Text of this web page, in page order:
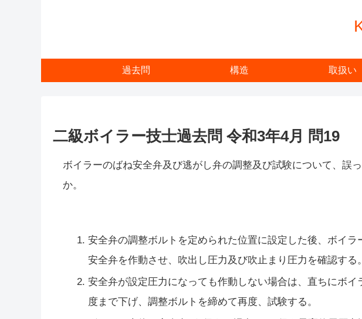
過去問 構造 取扱い
二級ボイラー技士過去問 令和3年4月 問19
ボイラーのばね安全弁及び逃がし弁の調整及び試験について、誤
か。
安全弁の調整ボルトを定められた位置に設定した後、ボイラ
安全弁を作動させ、吹出し圧力及び吹止まり圧力を確認する。
安全弁が設定圧力になっても作動しない場合は、直ちにボイ
度まで下げ、調整ボルトを締めて再度、試験する。